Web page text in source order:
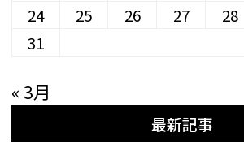
24
25 26 27 28
31
« 3月
最新記事